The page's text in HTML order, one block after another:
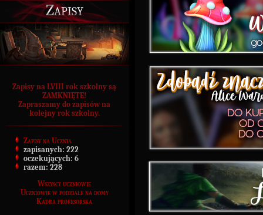
Zapisy
Zapisy na LVIII rok szkolny są
ZAMKNIĘTE!
Zapraszamy do zapisów na
kolejny rok szkolny.
Zapisy na Ucznia
zapisanych: 222
oczekujących: 6
razem: 228
Wszyscy uczniowie
Uczniowie w podziale na domy
Kadra profesorska